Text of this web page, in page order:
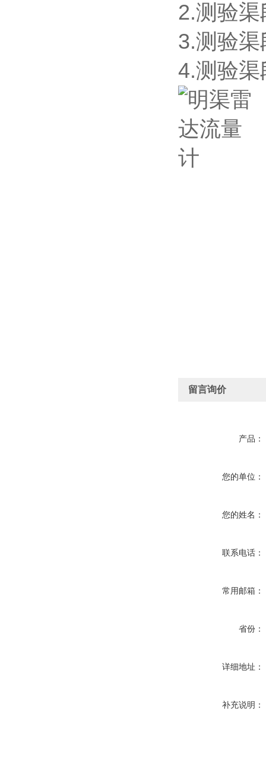
2.测验
3.测验
4.测验
留言询价
产品：
您的单位：
您的姓名：
联系电话：
常用邮箱：
省份：
详细地址：
补充说明：